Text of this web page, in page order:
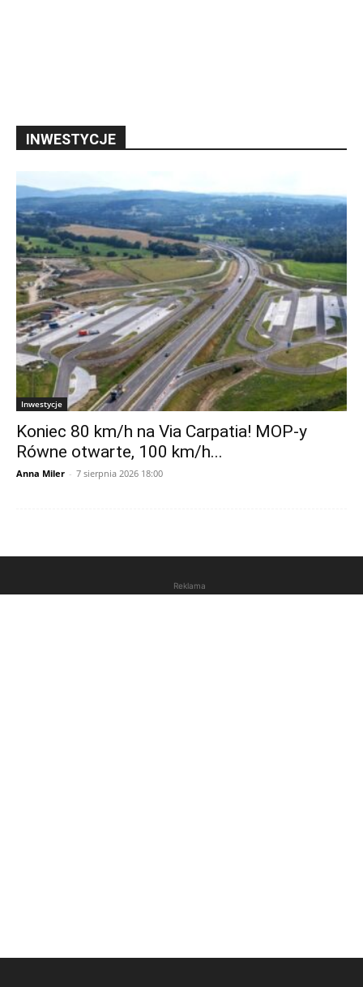
INWESTYCJE
Inwestycje
Koniec 80 km/h na Via Carpatia! MOP-y
Równe otwarte, 100 km/h...
Anna Miler - 7 sierpnia 2026 18:00
Reklama